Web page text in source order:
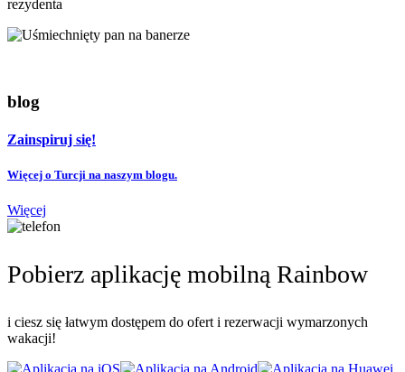
rezydenta
blog
Zainspiruj się!
Więcej o Turcji na naszym blogu.
Więcej
Pobierz aplikację mobilną Rainbow
i ciesz się łatwym dostępem do ofert i rezerwacji wymarzonych
wakacji!